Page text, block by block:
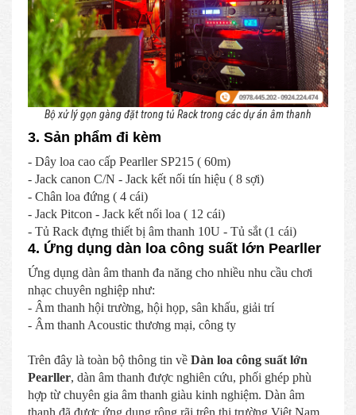
Bộ xử lý gọn gàng đặt trong tủ Rack trong các dự án âm thanh
3. Sản phẩm đi kèm
- Dây loa cao cấp Pearller SP215 ( 60m)
- Jack canon C/N - Jack kết nối tín hiệu ( 8 sợi)
- Chân loa đứng ( 4 cái)
- Jack Pitcon - Jack kết nối loa ( 12 cái)
- Tủ Rack đựng thiết bị âm thanh 10U - Tủ sắt (1 cái)
4. Ứng dụng dàn loa công suất lớn Pearller
Ứng dụng dàn âm thanh đa năng cho nhiều nhu cầu chơi
nhạc chuyên nghiệp như:
- Âm thanh hội trường, hội họp, sân khấu, giải trí
- Âm thanh Acoustic thương mại, công ty
Trên đây là toàn bộ thông tin về Dàn loa công suất lớn
Pearller, dàn âm thanh được nghiên cứu, phối ghép phù
hợp từ chuyên gia âm thanh giàu kinh nghiệm. Dàn âm
thanh đã được ứng dụng rộng rãi trên thị trường Việt Nam